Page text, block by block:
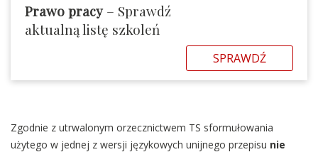
Prawo pracy– Sprawdź
aktualną listę szkoleń
SPRAWDŹ
Zgodnie z utrwalonym orzecznictwem TS sformułowania
użytego w jednej z wersji językowych unijnego przepisu nie